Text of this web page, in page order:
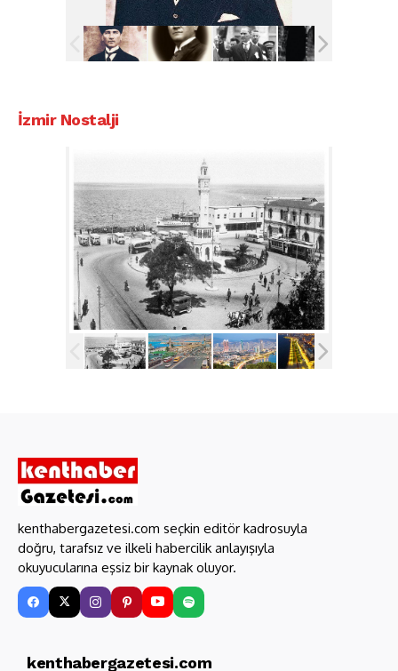
İzmir Nostalji
kenthabergazetesi.com seçkin editör kadrosuyla
doğru, tarafsız ve ilkeli habercilik anlayışıyla
okuyucularına eşsiz bir kaynak oluyor.
kenthabergazetesi.com